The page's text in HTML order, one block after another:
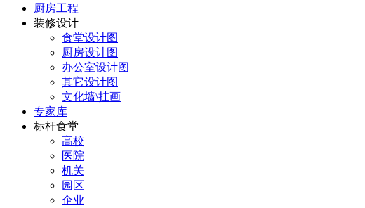
厨房工程
装修设计
食堂设计图
厨房设计图
办公室设计图
其它设计图
文化墙\挂画
专家库
标杆食堂
高校
医院
机关
园区
企业